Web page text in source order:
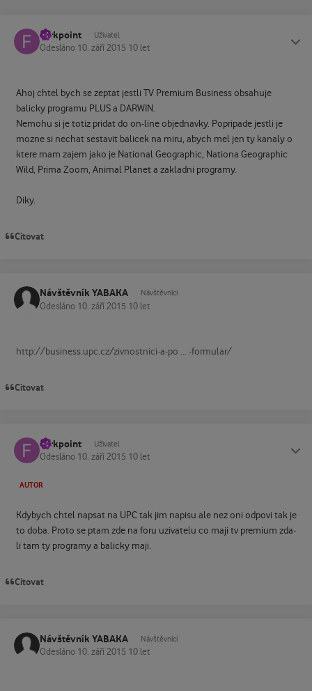
Farkpoint Uživatel
Odesláno 10. září 2015 10 let
Ahoj chtel bych se zeptat jestli TV Premium Business obsahuje
balicky programu PLUS a DARWIN.
Nemohu si je totiz pridat do on-line objednavky. Popripade jestli je
mozne si nechat sestavit balicek na miru, abych mel jen ty kanaly o
ktere mam zajem jako je National Geographic, Nationa Geographic
Wild, Prima Zoom, Animal Planet a zakladni programy.
Diky.
Citovat
Návštěvník YABAKA Návštěvníci
Odesláno 10. září 2015 10 let
http://business.upc.cz/zivnostnici-a-po ... -formular/
Citovat
Farkpoint Uživatel
Odesláno 10. září 2015 10 let
AUTOR
Kdybych chtel napsat na UPC tak jim napisu ale nez oni odpovi tak je
to doba. Proto se ptam zde na foru uzivatelu co maji tv premium zda-
li tam ty programy a balicky maji.
Citovat
Návštěvník YABAKA Návštěvníci
Odesláno 10. září 2015 10 let